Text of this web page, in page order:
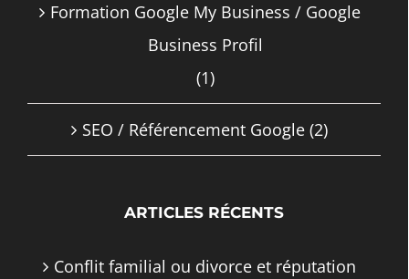
Formation Google My Business / Google
Business Profil
(1)
SEO / Référencement Google (2)
ARTICLES RÉCENTS
Conflit familial ou divorce et réputation